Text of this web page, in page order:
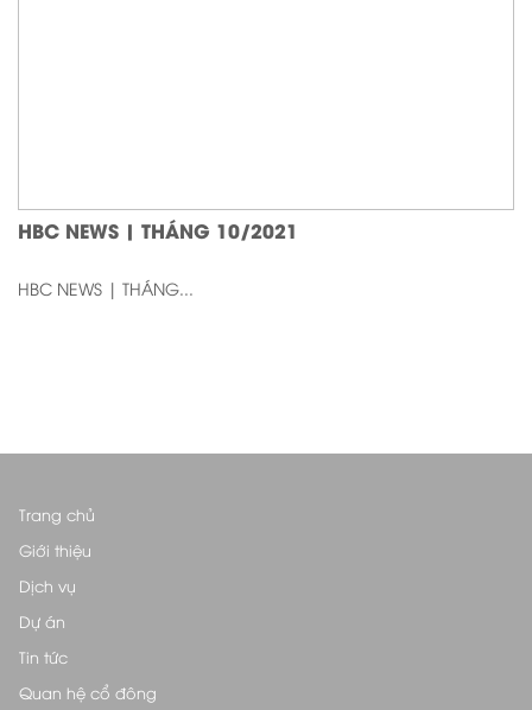
HBC NEWS | THÁNG 10/2021
HBC NEWS | THÁNG...
Trang chủ
Giới thiệu
Dịch vụ
Dự án
Tin tức
Quan hệ cổ đông